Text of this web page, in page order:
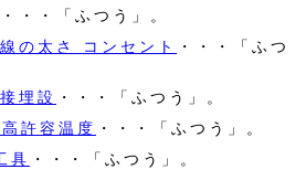
・・・「ふつう」。
の太さ コンセント
・・・「ふつ
埋設
・・・「ふつう」。
許容温度 ・・・「ふつう」。
具 ・・・「ふつう」。